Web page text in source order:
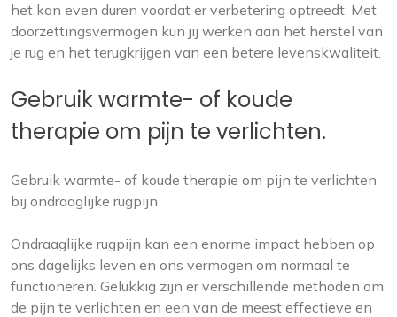
het kan even duren voordat er verbetering optreedt. Met
doorzettingsvermogen kun jij werken aan het herstel van
je rug en het terugkrijgen van een betere levenskwaliteit.
Gebruik warmte- of koude
therapie om pijn te verlichten.
Gebruik warmte- of koude therapie om pijn te verlichten
bij ondraaglijke rugpijn
Ondraaglijke rugpijn kan een enorme impact hebben op
ons dagelijks leven en ons vermogen om normaal te
functioneren. Gelukkig zijn er verschillende methoden om
de pijn te verlichten en een van de meest effectieve en